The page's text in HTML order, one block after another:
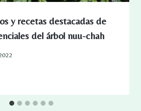
y recetas destacadas de
del árbol nuu-chah